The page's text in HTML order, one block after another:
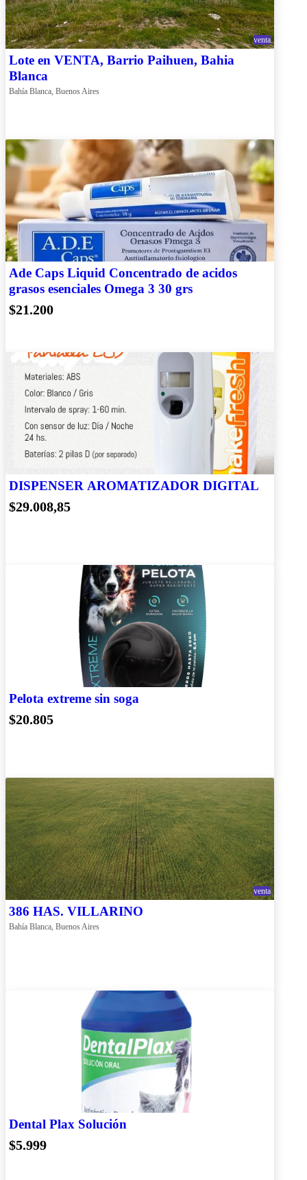
venta
Lote en VENTA, Barrio Paihuen, Bahia
Blanca
Bahía Blanca, Buenos Aires
Ade Caps Liquid Concentrado de acidos
grasos esenciales Omega 3 30 grs
$21.200
DISPENSER AROMATIZADOR DIGITAL
$29.008,85
Pelota extreme sin soga
$20.805
venta
386 HAS. VILLARINO
Bahía Blanca, Buenos Aires
Dental Plax Solución
$5.999